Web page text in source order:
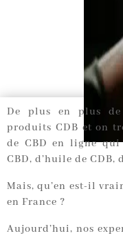
De plus en plus de
produits CDB et on
de CBD en ligne
CBD, d’huile de CDB,
Mais, qu’en est-il
en France ?
Aujourd’hui, nos